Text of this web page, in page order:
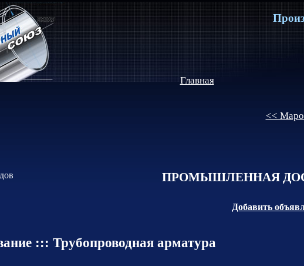
Главная
<<
ПРОМЫШЛЕННАЯ
Добавить
::: Трубопроводная арматура